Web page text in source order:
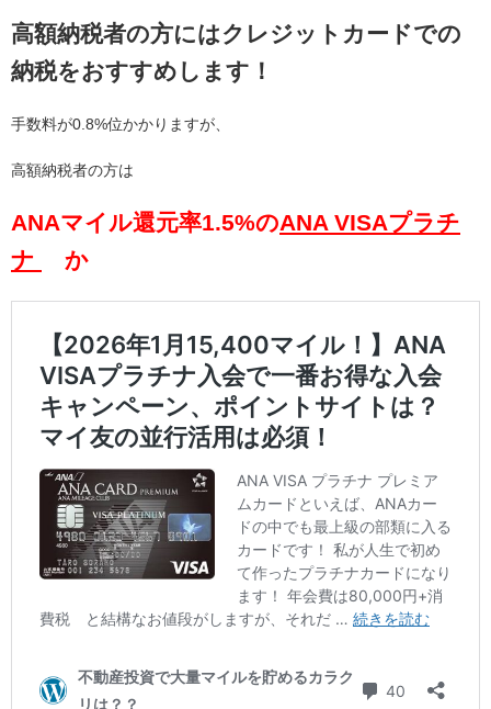
高額納税者の方にはクレジットカードでの
納税をおすすめします！
手数料が0.8%位かかりますが、
高額納税者の方は
ANAマイル還元率1.5%のANA VISAプラチ
ナ
か